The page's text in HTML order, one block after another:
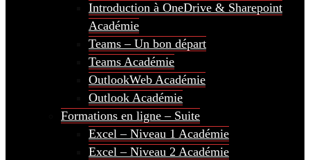
Introduction à OneDrive & Sharepoint
Académie
Teams – Un bon départ
Teams Académie
OutlookWeb Académie
Outlook Académie
Formations en ligne – Suite
Excel – Niveau 1 Académie
Excel – Niveau 2 Académie